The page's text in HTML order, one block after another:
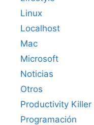
Linux
Localhost
Mac
Microsoft
Noticias
Otros
Productivity Killer
Programación